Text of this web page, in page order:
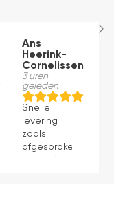
Ans
Heerink-
Cornelissen
3 uren
geleden
Snelle
levering
zoals
afgesproken